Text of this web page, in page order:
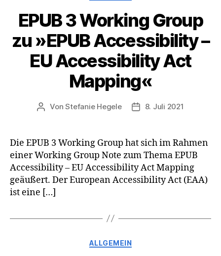
EPUB 3 Working Group
zu »EPUB Accessibility –
EU Accessibility Act
Mapping«
Beitragsautor
VonStefanie Hegele Veröffentlichungsdatum
8. Juli 2021
Die EPUB 3 Working Group hat sich im Rahmen
einer Working Group Note zum Thema EPUB
Accessibility – EU Accessibility Act Mapping
geäußert. Der European Accessibility Act (EAA)
ist eine […]
Kategorien
ALLGEMEIN